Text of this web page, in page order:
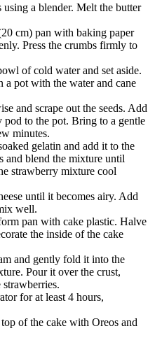
a blender. Melt the butter
cm) pan with baking paper
Press the crumbs firmly to
of cold water and set aside.
a pot with the water and cane
and scrape out the seeds. Add
pod to the pot. Bring to a gentle
minutes.
gelatin and add it to the
and blend the mixture until
strawberry mixture cool
until it becomes airy. Add
well.
pan with cake plastic. Halve
the inside of the cake
and gently fold it into the
Pour it over the crust,
for at least 4 hours,
of the cake with Oreos and